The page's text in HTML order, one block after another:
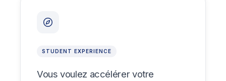
STUDENT EXPERIENCE
Vous voulez accélérer votre